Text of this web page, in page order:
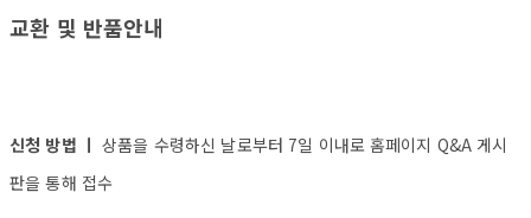
교환 및 반품안내
신청 방법 ㅣ상품을 수령하신 날로부터 7일 이내로 홈페이지 Q&A 게시
판을 통해 접수